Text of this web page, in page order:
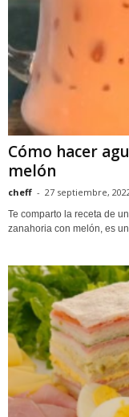
Cómo hacer
melón
cheff - 27 septiembre,
Te comparto la receta de
zanahoria con melón, es